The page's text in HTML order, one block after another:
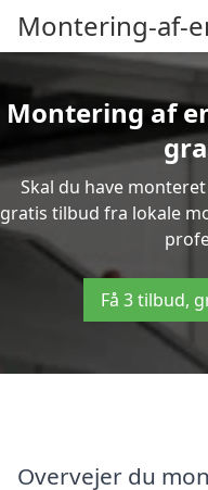
Montering-af-
Montering af
Skal du have
gratis tilbud fra lokale
Få 3 tilbud,
Overvejer du